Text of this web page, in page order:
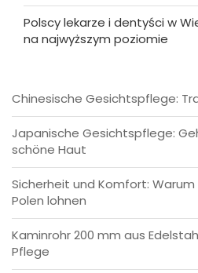
Polscy lekarze i dentyści w
na najwyższym poziomie
Chinesische Gesichtspflege:
Japanische Gesichtspflege:
schöne Haut
Sicherheit und Komfort:
Polen lohnen
Kaminrohr 200 mm aus
Pflege